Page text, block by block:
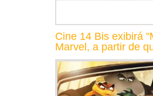
Cine 14 Bis exibirá
Marvel, a partir de